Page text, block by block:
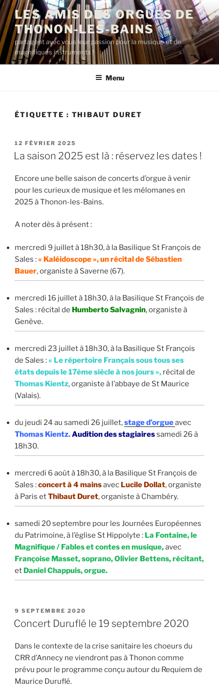
Aller
au
contenu
principal
LES AMIS DES ORGUES DE
THONON-LES-BAINS
partagent avec vous leur passion pour la musique et de
magnifiques instruments !
Menu
ÉTIQUETTE : THIBAUT DURET
PUBLIÉ
LE
12 FÉVRIER 2025
La saison 2025 est là : réservez les dates !
Encore une belle saison de concerts d’orgue à venir
pour les curieux de musique et les mélomanes en
2025 à Thonon-les-Bains.
A noter dès à présent :
mercredi 9 juillet à 18h30, à la Basilique St François de
Sales :« Kaléidoscope », un récital de Sébastien
Bauer, organiste à Saverne (67).
mercredi 16 juillet à 18h30, à la Basilique St François de
Sales : récital de Humberto Salvagnin, organiste à
Genève.
mercredi 23 juillet à 18h30, à la Basilique St François
de Sales :« Le répertoire Français sous tous ses
états depuis le 17ème siècle à nos jours », récital de
Thomas Kientz, organiste à l’abbaye de St Maurice
(Valais).
du jeudi 24 au samedi 26 juillet,stage d’orgueavec
Thomas Kientz.Audition des stagiairessamedi 26 à
18h30.
mercredi 6 août à 18h30, à la Basilique St François de
Sales :concert à 4 mainsavec Lucile Dollat, organiste
à Paris etThibaut Duret, organiste à Chambéry.
samedi 20 septembre pour les Journées Européennes
du Patrimoine, à l’église St Hippolyte : La Fontaine, le
Magnifique / Fables et contes en musique,avec
Françoise Masset, soprano, Olivier Bettens, récitant,
et Daniel Chappuis, orgue.
PUBLIÉ
LE
9 SEPTEMBRE 2020
Concert Duruflé le 19 septembre 2020
Dans le contexte de la crise sanitaire les choeurs du
CRR d’Annecy ne viendront pas à Thonon comme
prévu pour le programme conçu autour du Requiem de
Maurice Duruflé.